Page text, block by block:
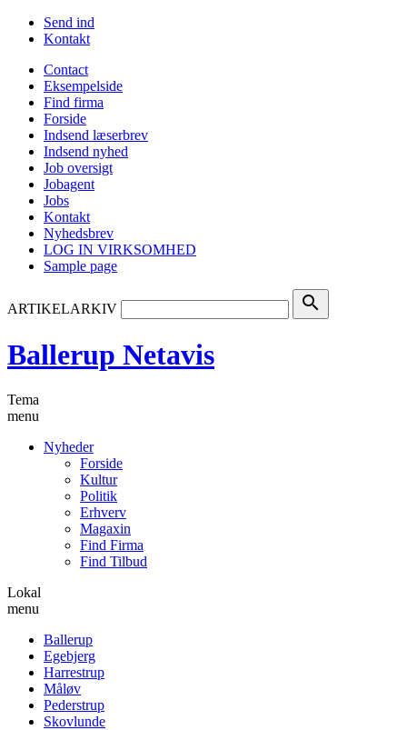
Send ind
Kontakt
Contact
Eksempelside
Find firma
Forside
Indsend læserbrev
Indsend nyhed
Job oversigt
Jobagent
Jobs
Kontakt
Nyhedsbrev
LOG IN VIRKSOMHED
Sample page
ARTIKELARKIV search
Ballerup Netavis
Tema
menu
Nyheder
Forside
Kultur
Politik
Erhverv
Magaxin
Find Firma
Find Tilbud
Lokal
menu
Ballerup
Egebjerg
Harrestrup
Måløv
Pederstrup
Skovlunde